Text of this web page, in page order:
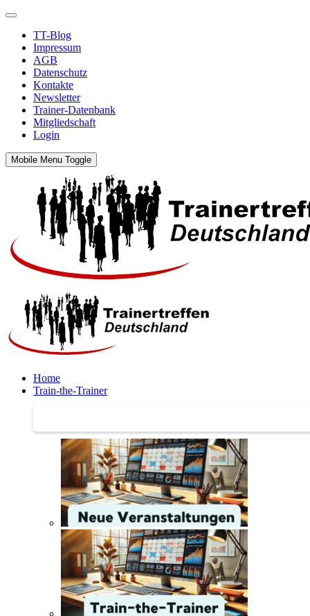
TT-Blog
Impressum
AGB
Datenschutz
Kontakte
Newsletter
Trainer-Datenbank
Mitgliedschaft
Login
Mobile Menu Toggle
Home
Train-the-Trainer